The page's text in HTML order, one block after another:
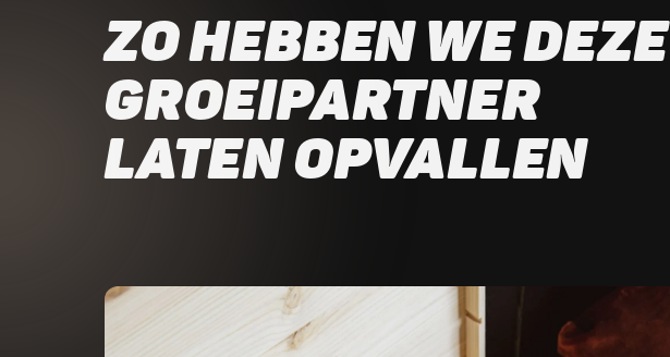
ZO HEBBEN WE DEZE
GROEIPARTNER
LATEN OPVALLEN